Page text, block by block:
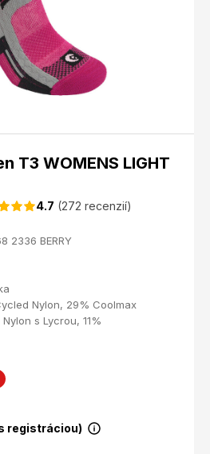
T3 WOMENS LIGHT
4.7 (272 recenzií)
2336 BERRY
Nylon, 29% Coolmax
s Lycrou, 11%
registráciou)